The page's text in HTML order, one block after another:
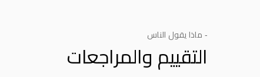
- ماذا يقول الناس
التقييم والمراجعات